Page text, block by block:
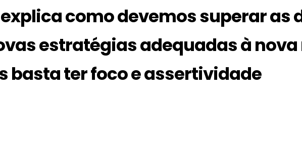
explica como devemos superar as
estratégias adequadas à
basta ter foco e assertividade